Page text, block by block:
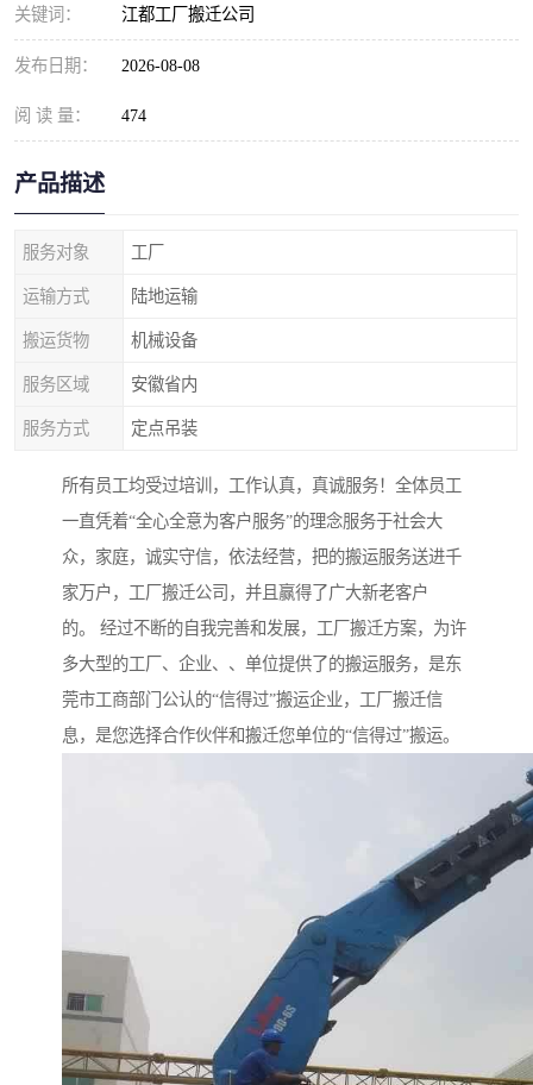
关键词： 江都工厂搬迁公司
发布日期： 2026-08-08
阅 读 量： 474
产品描述
服务对象 工厂
运输方式 陆地运输
搬运货物 机械设备
服务区域 安徽省内
服务方式 定点吊装
所有员工均受过培训，工作认真，真诚服务！全体员工
一直凭着“全心全意为客户服务”的理念服务于社会大
众，家庭，诚实守信，依法经营，把的搬运服务送进千
家万户，工厂搬迁公司，并且赢得了广大新老客户
的。 经过不断的自我完善和发展，工厂搬迁方案，为许
多大型的工厂、企业、、单位提供了的搬运服务，是东
莞市工商部门公认的“信得过”搬运企业，工厂搬迁信
息，是您选择合作伙伴和搬迁您单位的“信得过”搬运。